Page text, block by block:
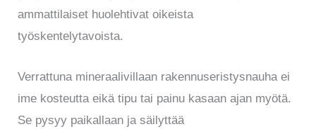
ammattilaiset huolehtivat oikeista
työskentelytavoista.
Verrattuna mineraalivillaan rakennuseristysnauha ei
ime kosteutta eikä tipu tai painu kasaan ajan myötä.
Se pysyy paikallaan ja säilyttää